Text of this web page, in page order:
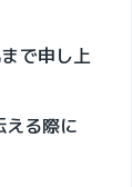
で申し上
る際に